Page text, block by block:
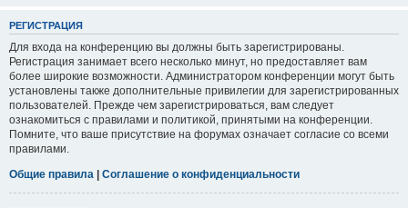
РЕГИСТРАЦИЯ
Для входа на конференцию вы должны быть зарегистрированы.
Регистрация занимает всего несколько минут, но предоставляет вам
более широкие возможности. Администратором конференции могут быть
установлены также дополнительные привилегии для зарегистрированных
пользователей. Прежде чем зарегистрироваться, вам следует
ознакомиться с правилами и политикой, принятыми на конференции.
Помните, что ваше присутствие на форумах означает согласие со всеми
правилами.
Общие правила | Соглашение о конфиденциальности